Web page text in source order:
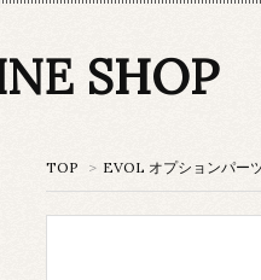
SHOP
TOP > EVOL オプションパー